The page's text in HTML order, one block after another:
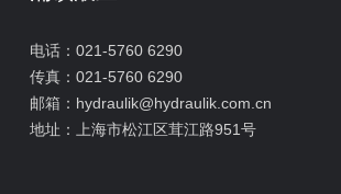
电话： 021-5760 6290
传真： 021-5760 6290
邮箱： hydraulik@hydraulik.com.cn
地址：
上海市松江区茸江路951号